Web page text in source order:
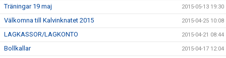
Träningar 19 maj 2015-05-13 19:30
Välkomna till Kalvinknatet 2015 2015-04-25 10:08
LAGKASSOR/LAGKONTO 2015-04-21 08:44
Bollkallar 2015-04-17 12:04